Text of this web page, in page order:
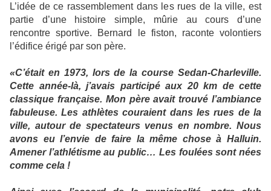
L’idée de ce rassemblement dans les rues de la ville, est
partie d’une histoire simple, mûrie au cours d’une
rencontre sportive. Bernard le fiston, raconte volontiers
l’édifice érigé par son père.
«C’était en 1973, lors de la course Sedan-Charleville.
Cette année-là, j’avais participé aux 20 km de cette
classique française. Mon père avait trouvé l’ambiance
fabuleuse. Les athlètes couraient dans les rues de la
ville, autour de spectateurs venus en nombre. Nous
avons eu l’envie de faire la même chose à Halluin.
Amener l’athlétisme au public… Les foulées sont nées
comme cela !